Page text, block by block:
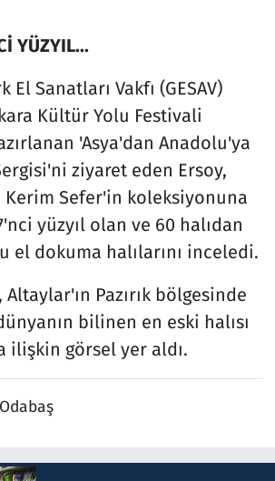
YÜZYIL...
El Sanatları Vakfı (GESAV)
Kültür Yolu Festivali
'Asya'dan Anadolu'ya
ziyaret eden Ersoy,
Kerim Sefer'in koleksiyonuna
yüzyıl olan ve 60 halıdan
el dokuma halılarını inceledi.
Altaylar'ın Pazırık bölgesinde
bilinen en eski halısı
ilişkin görsel yer aldı.